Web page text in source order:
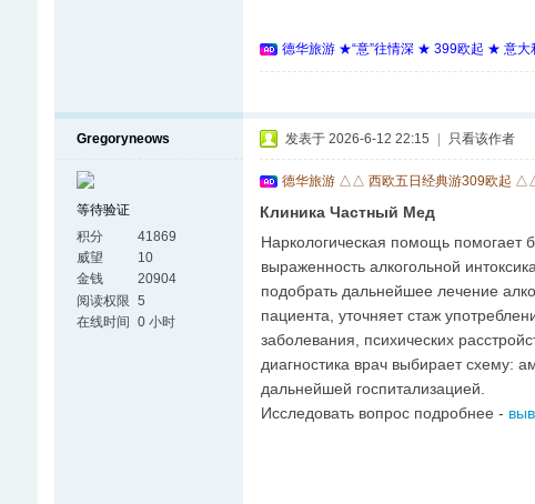
德华旅游 ★“意”往情深 ★ 399欧起 ★ 意大
Gregoryneows
等待验证
积分
41869
威望
10
金钱
20904
阅读权限 5
在线时间 0 小时
发表于 2026-6-12 22:15 只看该作者
德华旅游 △△ 西欧五日经典游309欧起 △△
Клиника Частный Мед
Наркологическая помощь помогает
выраженность алкогольной
подобрать дальнейшее лечение
пациента, уточняет стаж
заболевания, психических
диагностика врач выбирает схему:
дальнейшей госпитализацией.
Исследовать вопрос подробнее -